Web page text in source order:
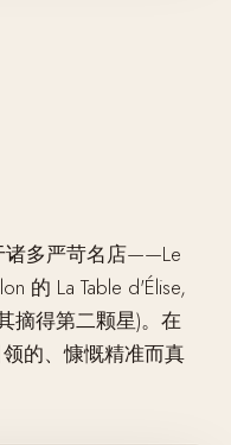
诸多严苛名店——Le
的 La Table d'Élise,
摘得第二颗星)。在
的、慷慨精准而真